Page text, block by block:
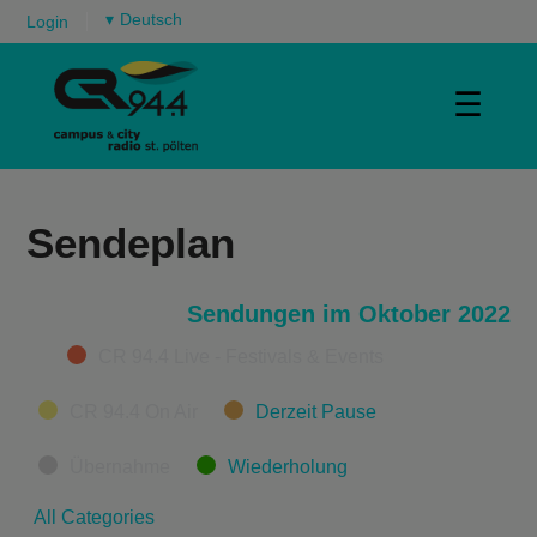
Login ▾
☰
Sendeplan
Sendungen im Oktober 2022
Categories
Derzeit Pause
Wiederholung
All Categories